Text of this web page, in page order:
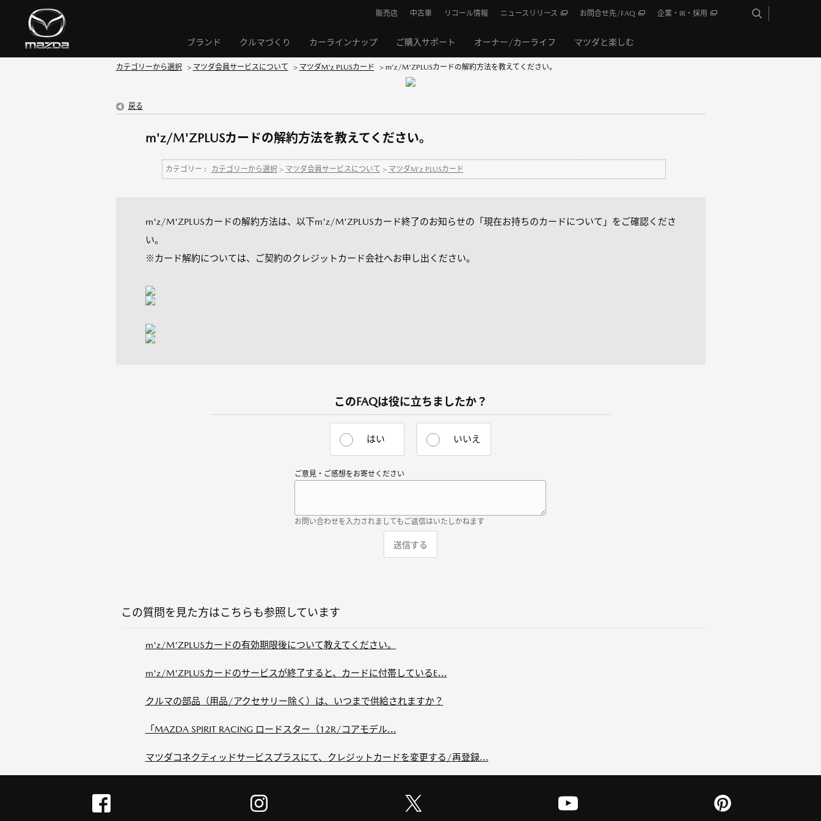
ブランド クルマづくり カーラインナップ ご購入サポート オーナー/カーライフ マツダと楽しむ
販売店 中古車 リコール情報 ニュースリリース お問合せ先/FAQ 企業・IR・採用
カテゴリーから選択 > マツダ会員サービスについて > マツダM'z PLUSカード > m'z/M'ZPLUSカードの解約方法を教えてください。
戻る
m'z/M'ZPLUSカードの解約方法を教えてください。
カテゴリー : カテゴリーから選択 > マツダ会員サービスについて > マツダM'z PLUSカード
m'z/M'ZPLUSカードの解約方法は、以下m'z/M'ZPLUSカード終了のお知らせの「現在お持ちのカードについて」をご確認くださ
い。
※カード解約については、ご契約のクレジットカード会社へお申し出ください。
このFAQは役に立ちましたか？
はい いいえ
ご意見・ご感想をお寄せください
お問い合わせを入力されましてもご返信はいたしかねます
この質問を見た方はこちらも参照しています
m'z/M'ZPLUSカードの有効期限後について教えてください。
m'z/M'ZPLUSカードのサービスが終了すると、カードに付帯しているE...
クルマの部品（用品/アクセサリー除く）は、いつまで供給されますか？
「MAZDA SPIRIT RACING ロードスター（12R/コアモデル...
マツダコネクティッドサービスプラスにて、クレジットカードを変更する/再登録...